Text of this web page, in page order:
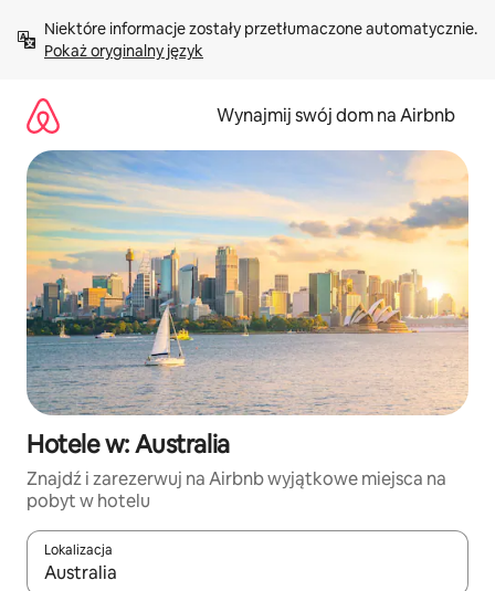
treści Pokaż oryginalny język
Wynajmij swój dom na Airbnb
Hotele w: Australia
Znajdź i zarezerwuj na Airbnb wyjątkowe miejsca na
pobyt w hotelu
Lokalizacja
Gdy wyniki będą dostępne, możesz poruszać się po nich za